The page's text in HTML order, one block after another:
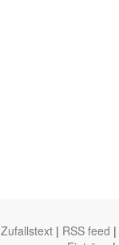
Zufallstext | RSS feed |